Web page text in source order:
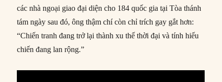
các nhà ngoại giao đại diện cho 184 quốc gia tại Tòa thánh
tám ngày sau đó, ông thậm chí còn chỉ trích gay gắt hơn:
“Chiến tranh đang trở lại thành xu thế thời đại và tính hiếu
chiến đang lan rộng.”